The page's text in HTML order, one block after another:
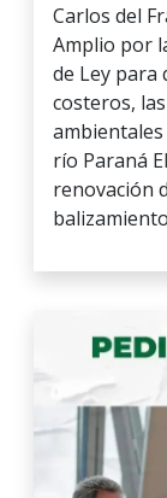
Carlos del
Amplio por
de Ley para
costeros,
río Paraná
renovación